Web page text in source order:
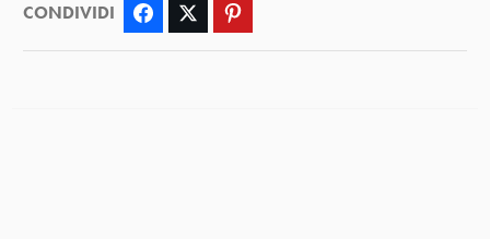
CONDIVIDI Facebook Twitter